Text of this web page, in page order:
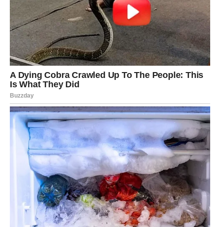
finansijskog horoskopa.
Zvijezde pokazuju mogućnost zarade, poslovnog uspjeha
ili prilike koja vam omogućava da ostvarite planove koje
ste dugo odgađali.
Poruka zvijezda
Prihvatite priliku koja dolazi bez najave.
JARAC
Finansijska prognoza
Stabilnost i sigurnost postaju sve izraženije.
Poruka zvijezda